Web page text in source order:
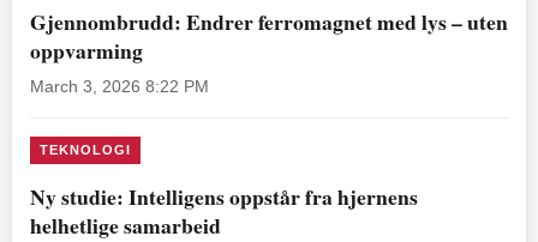
Gjennombrudd: Endrer ferromagnet med lys – uten
oppvarming
March 3, 2026 8:22 PM
TEKNOLOGI
Ny studie: Intelligens oppstår fra hjernens
helhetlige samarbeid